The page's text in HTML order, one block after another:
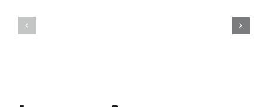
2025:
Nākotnes